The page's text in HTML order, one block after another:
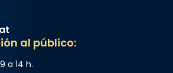
al público:
a 14 h.